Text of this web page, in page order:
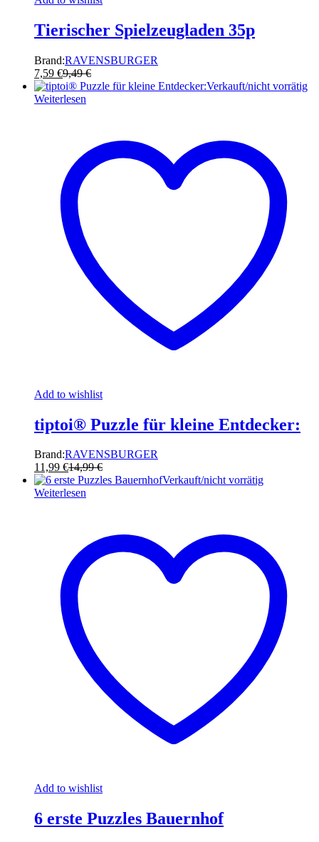
Tierischer Spielzeugladen 35p
Brand:RAVENSBURGER
7,59 €9,49€
Verkauft/nicht vorrätig
Weiterlesen
Add to wishlist
tiptoi® Puzzle für kleine Entdecker:
Brand:RAVENSBURGER
11,99 €14,99€
Verkauft/nicht vorrätig
Weiterlesen
Add to wishlist
6 erste Puzzles Bauernhof